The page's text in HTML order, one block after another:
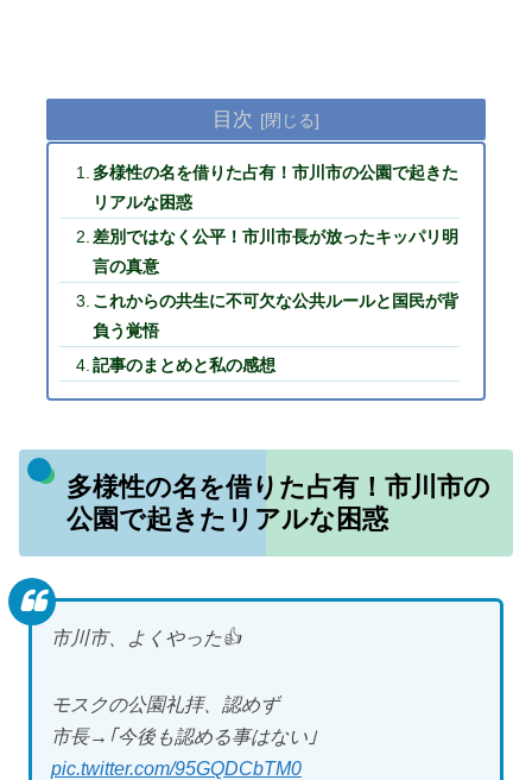
目次
多様性の名を借りた占有！市川市の公園で起きた
リアルな困惑
差別ではなく公平！市川市長が放ったキッパリ明
言の真意
これからの共生に不可欠な公共ルールと国民が背
負う覚悟
記事のまとめと私の感想
多様性の名を借りた占有！市川市の
公園で起きたリアルな困惑
市川市、よくやった👍
モスクの公園礼拝、認めず
市長→｢今後も認める事はない｣
pic.twitter.com/95GQDCbTM0